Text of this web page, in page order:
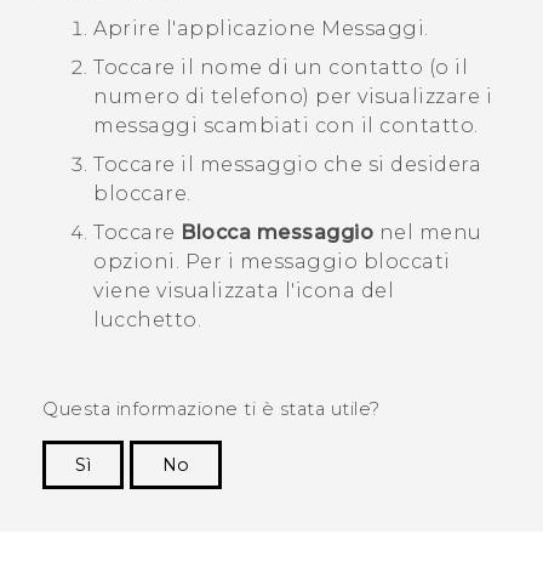
Aprire l'applicazione Messaggi.
Toccare il nome di un contatto (o il
numero di telefono) per visualizzare i
messaggi scambiati con il contatto.
Toccare il messaggio che si desidera
bloccare.
Toccare Blocca messaggio nel menu
opzioni. Per i messaggio bloccati
viene visualizzata l'icona del
lucchetto.
Questa informazione ti è stata utile?
Sì
No